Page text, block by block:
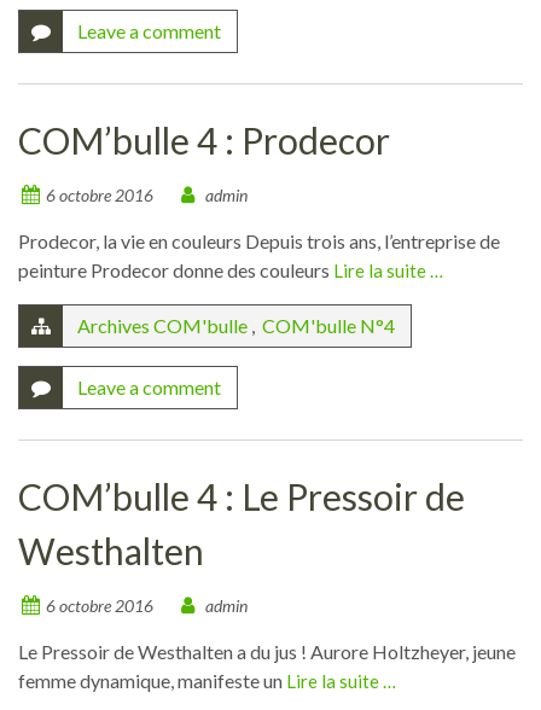
Leave a comment
COM’bulle 4 : Prodecor
6 octobre 2016 admin
Prodecor, la vie en couleurs Depuis trois ans, l’entreprise de
peinture Prodecor donne des couleurs Lire la suite …
Archives COM'bulle , COM'bulle N°4
Leave a comment
COM’bulle 4 : Le Pressoir de
Westhalten
6 octobre 2016 admin
Le Pressoir de Westhalten a du jus ! Aurore Holtzheyer, jeune
femme dynamique, manifeste un Lire la suite …